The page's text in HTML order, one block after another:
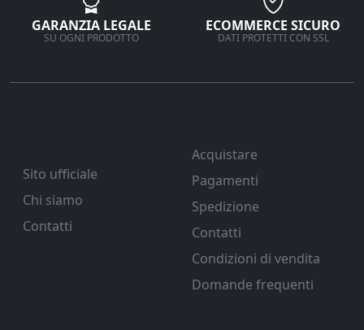
GARANZIA LEGALE
SU OGNI PRODOTTO
ECOMMERCE SICURO
DATI PROTETTI CON SSL
Sito ufficiale
Chi siamo
Contatti
Acquistare
Pagamenti
Spedizione
Contatti
Condizioni di vendita
Domande frequenti